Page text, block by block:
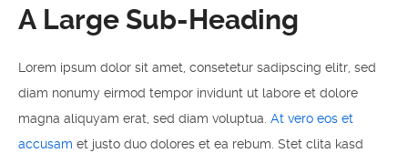
A Large Sub-Heading
Lorem ipsum dolor sit amet, consetetur sadipscing elitr, sed
diam nonumy eirmod tempor invidunt ut labore et dolore
magna aliquyam erat, sed diam voluptua. At vero eos et
accusam et justo duo dolores et ea rebum. Stet clita kasd